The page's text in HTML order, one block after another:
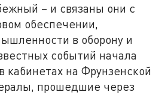
– и связаны они с
обеспечении,
в оборону и
событий начала
на Фрунзенской
прошедшие через